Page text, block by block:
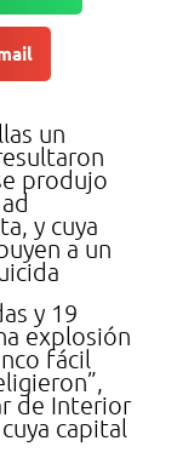
un
produjo
y cuya
a un
y 19
explosión
fácil
de Interior
capital